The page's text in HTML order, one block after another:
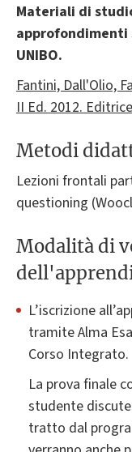
Materiali di
approfondimenti
UNIBO.
Fantini, Dall'Olio,
II Ed. 2012.
Metodi
Lezioni frontali
questioning
Modalità di
L’iscrizione
tramite Alma
Corso Integrato.
La prova finale
studente
tratto dal